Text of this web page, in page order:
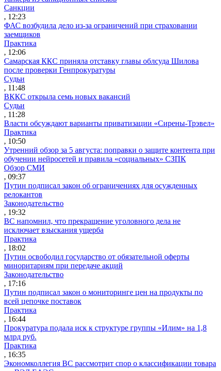
Санкции
, 12:23
ФАС возбудила дело из-за ограничений при страховании
заемщиков
Практика
, 12:06
Самарская ККС приняла отставку главы облсуда Шилова
после проверки Генпрокуратуры
Судьи
, 11:48
ВККС открыла семь новых вакансий
Судьи
, 11:28
Власти обсуждают варианты приватизации «Сирены-Трэвел»
Практика
, 10:50
Утренний обзор за 5 августа: поправки о защите контента при
обучении нейросетей и правила «социальных» СЗПК
Обзор СМИ
, 09:37
Путин подписал закон об ограничениях для осужденных
релокантов
Законодательство
, 19:32
ВС напомнил, что прекращение уголовного дела не
исключает взыскания ущерба
Практика
, 18:02
Путин освободил государство от обязательной оферты
миноритариям при передаче акций
Законодательство
, 17:16
Путин подписал закон о мониторинге цен на продукты по
всей цепочке поставок
Практика
, 16:44
Прокуратура подала иск к структуре группы «Илим» на 1,8
млрд руб.
Практика
, 16:35
Экономколлегия ВС рассмотрит спор о классификации товара